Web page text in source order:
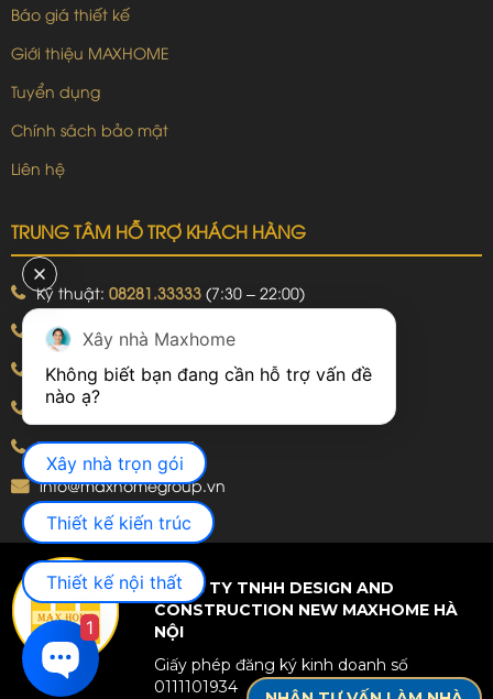
Báo giá thiết kế
Giới thiệu MAXHOME
Tuyển dụng
Chính sách bảo mật
Liên hệ
TRUNG TÂM HỖ TRỢ KHÁCH HÀNG
Kỹ thuật: 08281.33333 (7:30 – 22:00)
Khiếu nại: 09240.99999 (7:30 – 22:00)
Bảo hành:09240.99999(8:00 – 21:00)
Hotline: 092.774.8888
Hotline: 092.924.5555
info@maxhomegroup.vn
CÔNG TY TNHH DESIGN AND
CONSTRUCTION NEW MAXHOME HÀ
NỘI
Giấy phép đăng ký kinh doanh số
0111101934
Xây nhà Maxhome
Không biết bạn đang cần hỗ trợ vấn đề
Xây nhà trọn gói
Thiết kế kiến trúc
Thiết kế nội thất
1